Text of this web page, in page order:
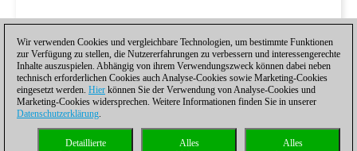
Wir verwenden Cookies und vergleichbare Technologien, um bestimmte Funktionen
zur Verfügung zu stellen, die Nutzererfahrungen zu verbessern und interessengerechte
Inhalte auszuspielen. Abhängig von ihrem Verwendungszweck können dabei neben
technisch erforderlichen Cookies auch Analyse-Cookies sowie Marketing-Cookies
eingesetzt werden. Hier können Sie der Verwendung von Analyse-Cookies und
Marketing-Cookies widersprechen. Weitere Informationen finden Sie in unserer
Datenschutzerklärung.
Alles
Alles
Detaillierte